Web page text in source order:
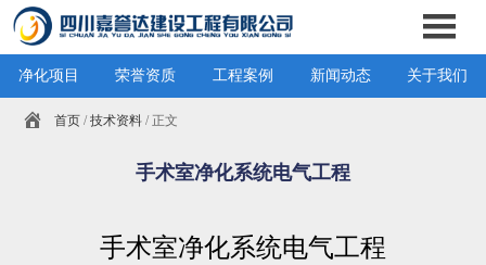
净化项目 荣誉资质 工程案例 新闻动态 关于我们
首页 /技术资料 / 正文
手术室净化系统电气工程
手术室净化系统电气工程